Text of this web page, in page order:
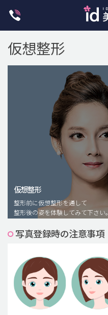
脂肪注入(アンチエイジング)
豊胸手術・バストアップ
プチ整形
メンズ整形
idリアルストーリー
idニュース
仮想整形
仮想整形
整形前に仮想整形を通して
整形後の姿を体験してみて下さい。
写真登録時の注意事項